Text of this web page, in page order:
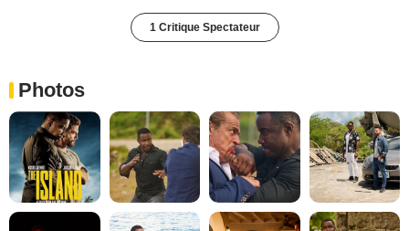
1 Critique Spectateur
Photos